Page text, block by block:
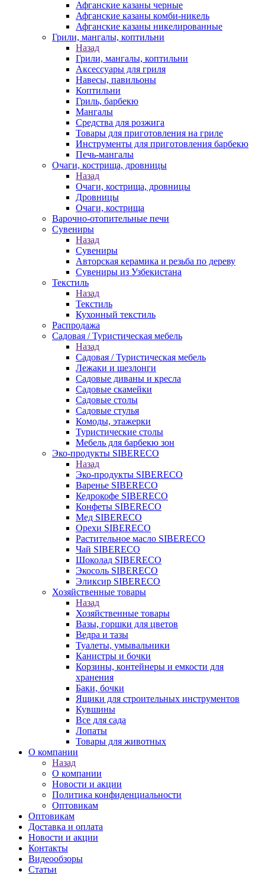
Афганские казаны черные
Афганские казаны комби-никель
Афганские казаны никелированные
Грили, мангалы, коптильни
Назад
Грили, мангалы, коптильни
Аксессуары для гриля
Навесы, павильоны
Коптильни
Гриль, барбекю
Мангалы
Средства для розжига
Товары для приготовления на гриле
Инструменты для приготовления барбекю
Печь-мангалы
Очаги, кострища, дровницы
Назад
Очаги, кострища, дровницы
Дровницы
Очаги, кострища
Варочно-отопительные печи
Сувениры
Назад
Сувениры
Авторская керамика и резьба по дереву
Сувениры из Узбекистана
Текстиль
Назад
Текстиль
Кухонный текстиль
Распродажа
Садовая / Туристическая мебель
Назад
Садовая / Туристическая мебель
Лежаки и шезлонги
Садовые диваны и кресла
Садовые скамейки
Садовые столы
Садовые стулья
Комоды, этажерки
Туристические столы
Мебель для барбекю зон
Эко-продукты SIBERECO
Назад
Эко-продукты SIBERECO
Варенье SIBERECO
Кедрокофе SIBERECO
Конфеты SIBERECO
Мед SIBERECO
Орехи SIBERECO
Растительное масло SIBERECO
Чай SIBERECO
Шоколад SIBERECO
Экосоль SIBERECO
Эликсир SIBERECO
Хозяйственные товары
Назад
Хозяйственные товары
Вазы, горшки для цветов
Ведра и тазы
Туалеты, умывальники
Канистры и бочки
Корзины, контейнеры и емкости для
хранения
Баки, бочки
Ящики для строительных инструментов
Кувшины
Все для сада
Лопаты
Товары для животных
О компании
Назад
О компании
Новости и акции
Политика конфиденциальности
Оптовикам
Оптовикам
Доставка и оплата
Новости и акции
Контакты
Видеообзоры
Статьи